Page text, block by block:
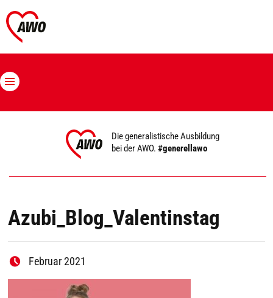
Die generalistische Ausbildung
bei der AWO.#generellawo
Azubi_Blog_Valentinstag
Februar 2021